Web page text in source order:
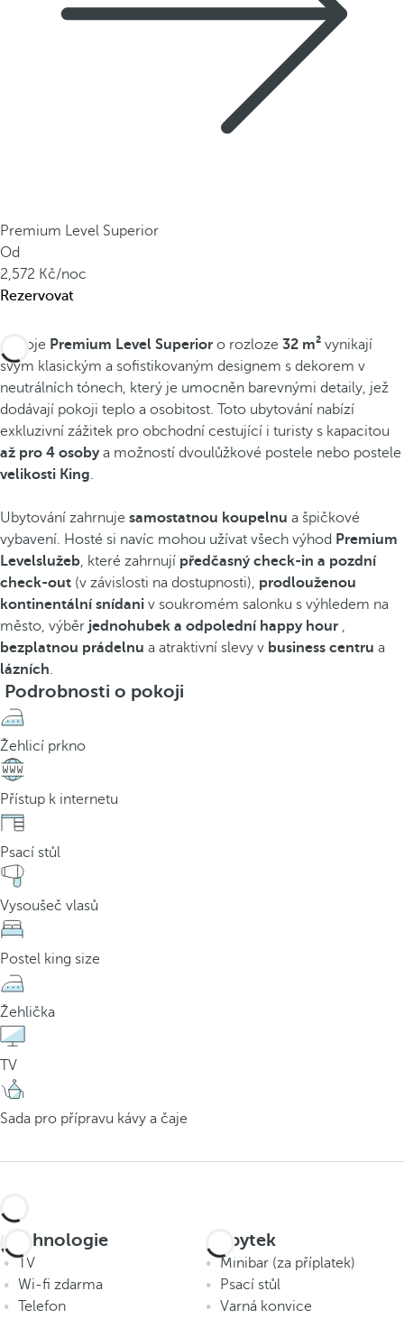
Premium Level Superior
Od
2,572
/noc
Rezervovat
Pokoje Premium Level Superior o rozloze 32 m² vynikají
svým klasickým a sofistikovaným designem s dekorem v
neutrálních tónech, který je umocněn barevnými detaily, jež
dodávají pokoji teplo a osobitost. Toto ubytování nabízí
exkluzivní zážitek pro obchodní cestující i turisty s kapacitou
až pro 4 osobya možností dvoulůžkové postele nebo postele
velikosti King.
Ubytování zahrnuje samostatnou koupelnu a špičkové
vybavení. Hosté si navíc mohou užívat všech výhod Premium
Levelslužeb, které zahrnují předčasný check-in a pozdní
check-out (v závislosti na dostupnosti), prodlouženou
kontinentální snídani v soukromém salonku s výhledem na
město, výběr jednohubek a odpolední happy hour ,
bezplatnou prádelnu a atraktivní slevy v business centru a
lázních.
Podrobnosti o pokoji
Žehlicí prkno
Přístup k internetu
Psací stůl
Vysoušeč vlasů
Postel king size
Žehlička
TV
Sada pro přípravu kávy a čaje
Technologie
TV
Wi-fi zdarma
Telefon
Nábytek
Minibar (za příplatek)
Psací stůl
Varná konvice